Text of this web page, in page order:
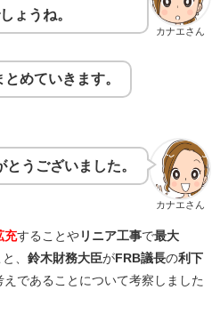
カナエさん
ょうね。
めていきます。
カナエさん
とうございました。
充することや リニア工事で最大
、 鈴木財務大臣が FRB議長の利下
えであることについて考察しました